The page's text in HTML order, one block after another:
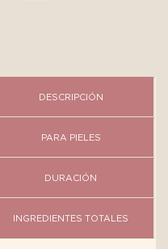
DESCRIPCIÓN
PARA PIELES
DURACIÓN
INGREDIENTES TOTALES